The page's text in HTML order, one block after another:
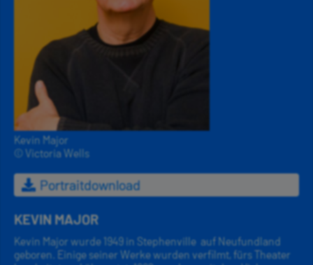
Kevin Major
© Victoria Wells
Portraitdownload
KEVIN MAJOR
Kevin Major wurde 1949 in Stephenville auf Neufundland
geboren. Einige seiner Werke wurden verfilmt, fürs Theater